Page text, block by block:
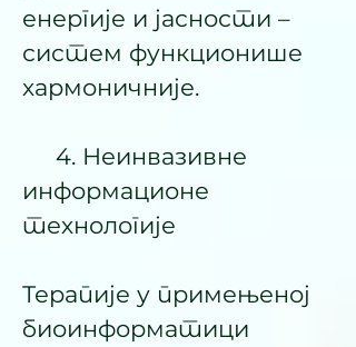
енергије и јасности –
систем функционише
хармоничније.
4. Неинвазивне
информационе
технологије
Терапије у примењеној
биоинформатици